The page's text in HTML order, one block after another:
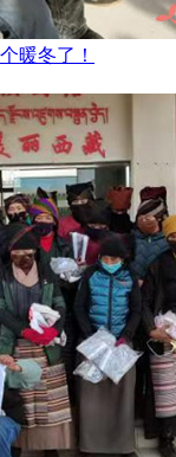
暖冬了！